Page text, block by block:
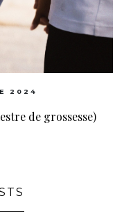
2024
de grossesse)